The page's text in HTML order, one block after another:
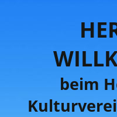
beim
Kultur